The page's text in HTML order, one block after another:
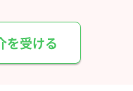
を受ける